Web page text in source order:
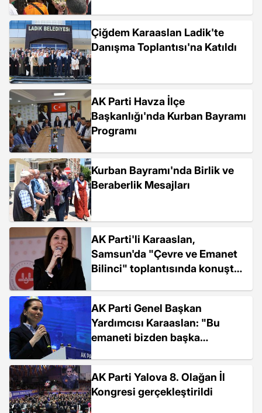
Çiğdem Karaaslan Ladik'te
Danışma Toplantısı'na Katıldı
AK Parti Havza İlçe
Başkanlığı'nda Kurban Bayramı
Programı
Kurban Bayramı'nda Birlik ve
Beraberlik Mesajları
AK Parti'li Karaaslan,
Samsun'da "Çevre ve Emanet
Bilinci" toplantısında konuştu
AK Parti Genel Başkan
Yardımcısı Karaaslan: "Bu
emaneti bizden başka
ortaya çıkmadı"
AK Parti Yalova 8. Olağan İl
Kongresi gerçekleştirildi